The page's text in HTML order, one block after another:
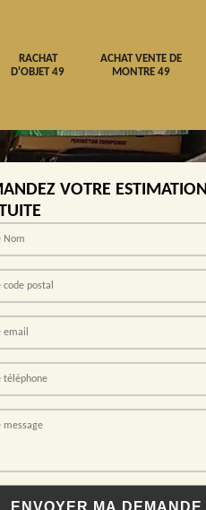
RACHAT
D'OBJET 49
ACHAT VENTE DE
MONTRE 49
VOTRE ESTIMATION